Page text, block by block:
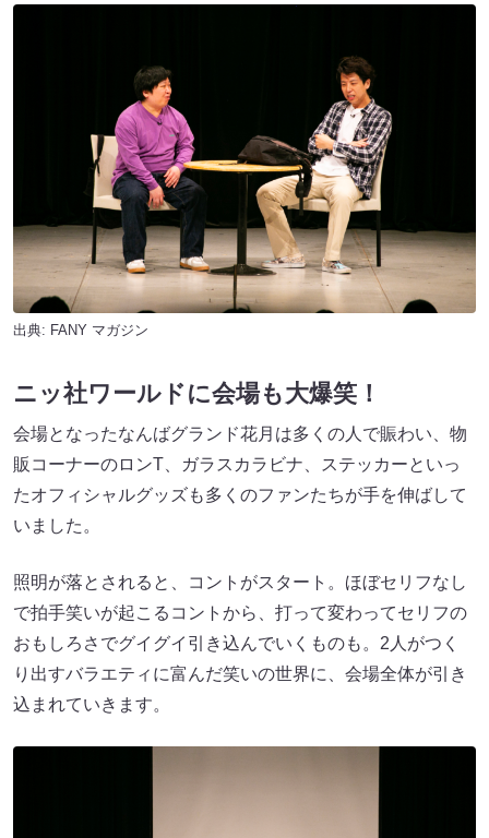
出典: FANY マガジン
ニッ社ワールドに会場も大爆笑！
会場となったなんばグランド花月は多くの人で賑わい、物
販コーナーのロンT、ガラスカラビナ、ステッカーといっ
たオフィシャルグッズも多くのファンたちが手を伸ばして
いました。
照明が落とされると、コントがスタート。ほぼセリフなし
で拍手笑いが起こるコントから、打って変わってセリフの
おもしろさでグイグイ引き込んでいくものも。2人がつく
り出すバラエティに富んだ笑いの世界に、会場全体が引き
込まれていきます。